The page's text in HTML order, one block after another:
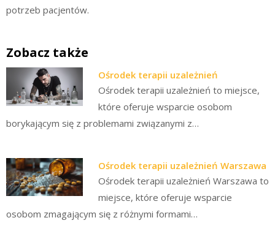
potrzeb pacjentów.
Zobacz także
Ośrodek terapii uzależnień
Ośrodek terapii uzależnień to miejsce,
które oferuje wsparcie osobom
borykającym się z problemami związanymi z…
Ośrodek terapii uzależnień Warszawa
Ośrodek terapii uzależnień Warszawa to
miejsce, które oferuje wsparcie
osobom zmagającym się z różnymi formami…